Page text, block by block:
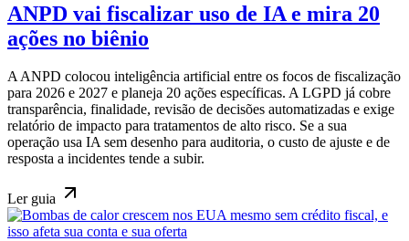
ANPD vai fiscalizar uso de IA e mira 20
ações no biênio
A ANPD colocou inteligência artificial entre os focos de fiscalização
para 2026 e 2027 e planeja 20 ações específicas. A LGPD já cobre
transparência, finalidade, revisão de decisões automatizadas e exige
relatório de impacto para tratamentos de alto risco. Se a sua
operação usa IA sem desenho para auditoria, o custo de ajuste e de
resposta a incidentes tende a subir.
Ler guia